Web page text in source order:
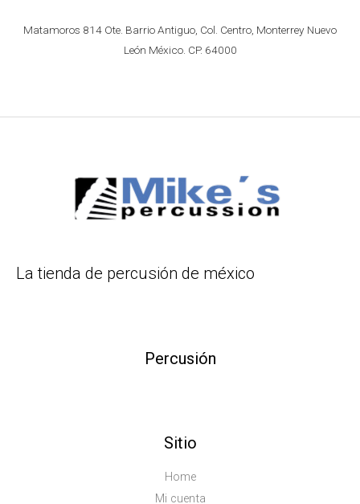
Matamoros 814 Ote. Barrio Antiguo, Col. Centro, Monterrey Nuevo
León México. CP. 64000
La tienda de percusión de méxico
Percusión
Sitio
Home
Mi cuenta